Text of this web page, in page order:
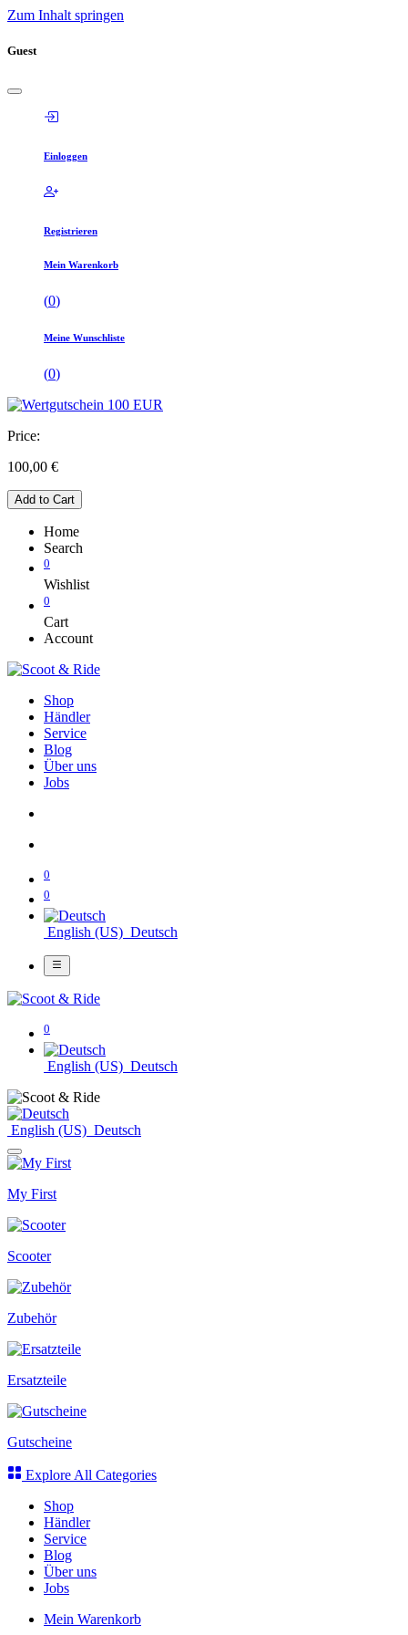
Zum Inhalt springen
Guest
Einloggen
Registrieren
Mein Warenkorb
(0)
Meine Wunschliste
(0)
Price:
100,00 €
Add to Cart
Home
Search
0
Wishlist
0
Cart
Account
Shop
Händler
Service
Blog
Über uns
Jobs
0
0
English (US) Deutsch
0
English (US) Deutsch
English (US) Deutsch
My First
Scooter
Zubehör
Ersatzteile
Gutscheine
Explore All Categories
Shop
Händler
Service
Blog
Über uns
Jobs
Mein Warenkorb